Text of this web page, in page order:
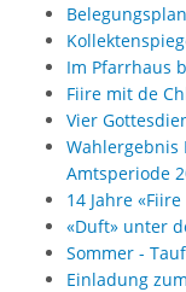
Belegungsplan
Im Pfarrhaus
Fiire mit de
Vier
Wahlergebnis
Amtsperiode
14 Jahre
«Duft» unter
Sommer -
Einladung